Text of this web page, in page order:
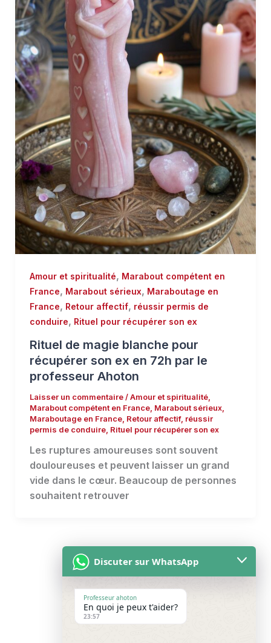
Amour et spiritualité, Marabout compétent en
France, Marabout sérieux, Maraboutage en
France, Retour affectif, réussir permis de
conduire, Rituel pour récupérer son ex
Rituel de magie blanche pour
récupérer son ex en 72h par le
professeur Ahoton
Laisser un commentaire /Amour et spiritualité,
Marabout compétent en France, Marabout sérieux,
Maraboutage en France, Retour affectif, réussir
permis de conduire, Rituel pour récupérer son ex
Les ruptures amoureuses sont souvent
douloureuses et peuvent laisser un grand
vide dans le cœur. Beaucoup de personnes
souhaitent retrouver
Accueil
Discuter sur WhatsApp
Professeur ahoton
En quoi je peux t'aider?
23:57